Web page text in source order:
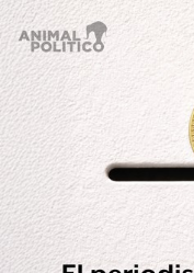
Lee más:Reducción
demanda de agua por
México: Conagua
En lo relativo a las
explicó que del 15 al
afectada por algún
85.12% a 80.47%,
el norte de
de México.